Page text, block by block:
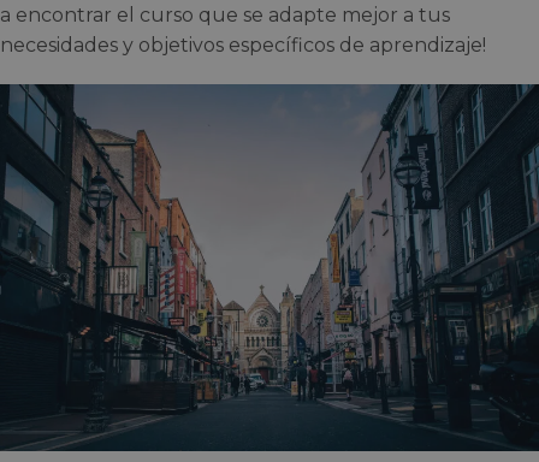
a encontrar el curso que se adapte mejor a tus
necesidades y objetivos específicos de aprendizaje!